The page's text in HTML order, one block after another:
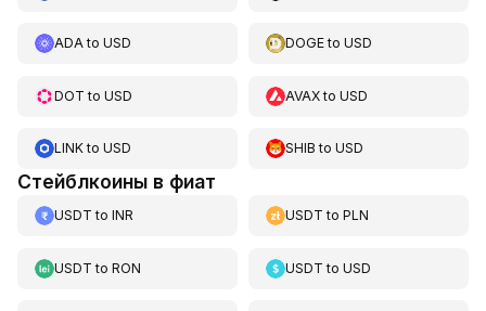
ADAto USD DOGEtoUSD
DOT to USD AVAXtoUSD
LINKto USD SHIB toUSD
Стейблкоины в фиат
USDT to INR USDT toPLN
USDT to RON USDT toUSD